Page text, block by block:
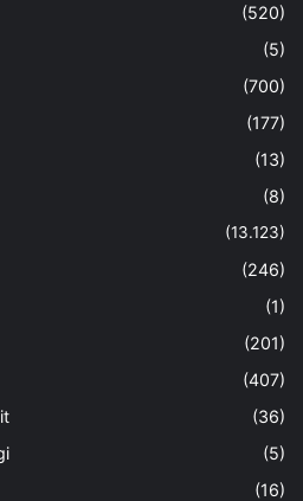
(520)
(5)
(700)
(177)
(13)
(8)
(13.123)
(246)
(1)
(201)
(407)
(36)
(5)
(16)